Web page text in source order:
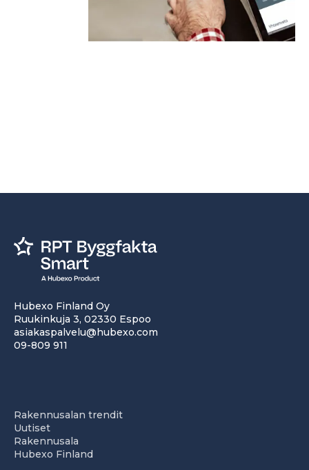
Hubexo Finland Oy
Ruukinkuja 3, 02330 Espoo
asiakaspalvelu@hubexo.com
09-809 911
Rakennusalan trendit
Uutiset
Rakennusala
Hubexo Finland